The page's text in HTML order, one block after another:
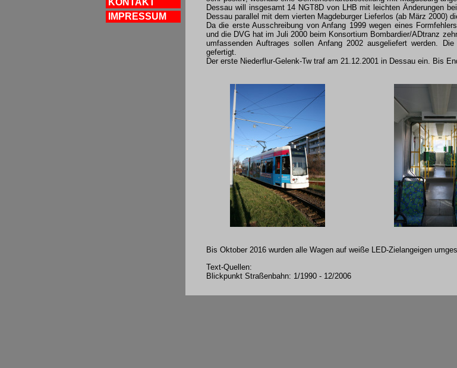
KONTAKT
IMPRESSUM
Dessau will insgesamt 14 NGT8D von LHB mit leichten Änderungen
Dessau parallel mit dem vierten Magdeburger Lieferlos (ab März 2000)
Da die erste Ausschreibung von Anfang 1999 wegen eines
und die DVG hat im Juli 2000 beim Konsortium Bombardier/ADtranz
umfassenden Auftrages sollen Anfang 2002 ausgeliefert werden.
gefertigt.
Der erste Niederflur-Gelenk-Tw traf am 21.12.2001 in Dessau ein. Bis
Bis Oktober 2016 wurden alle Wagen auf weiße LED-Zielangeigen
Text-Quellen:
Blickpunkt Straßenbahn: 1/1990 - 12/2006